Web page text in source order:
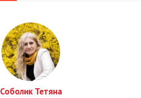
Соболик Тетяна